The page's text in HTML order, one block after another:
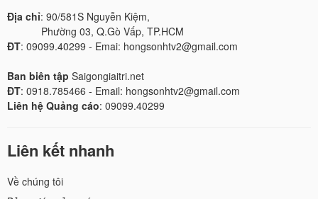
Địa chỉ: 90/581S Nguyễn Kiệm,
Phường 03, Q.Gò Vấp, TP.HCM
ĐT: 09099.40299 - Emai: hongsonhtv2@gmail.com
Ban biên tập Saigongiaitri.net
ĐT: 0918.785466 - Email: hongsonhtv2@gmail.com
Liên hệ Quảng cáo: 09099.40299
Liên kết nhanh
Về chúng tôi